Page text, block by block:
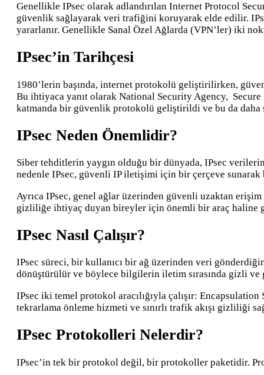
Genellikle IPsec olarak adlandırılan Internet Protocol
güvenlik sağlayarak veri trafiğini koruyarak elde edilir.
yararlanır. Genellikle Sanal Özel Ağlarda (VPN’ler) iki
IPsec’in Tarihçesi
1980’lerin başında, internet protokolü geliştirilirken,
Bu ihtiyaca yanıt olarak National Security Agency,
katmanda bir güvenlik protokolü geliştirildi ve bu da daha
IPsec Neden Önemlidir?
Siber tehditlerin yaygın olduğu bir dünyada, IPsec
nedenle IPsec, güvenli IP iletişimi için bir çerçeve
Ayrıca IPsec, genel ağlar üzerinden güvenli uzaktan
gizliliğe ihtiyaç duyan bireyler için önemli bir araç haline
IPsec Nasıl Çalışır?
IPsec süreci, bir kullanıcı bir ağ üzerinden veri
dönüştürülür ve böylece bilgilerin iletim sırasında gizli ve
IPsec iki temel protokol aracılığıyla çalışır:
tekrarlama önleme hizmeti ve sınırlı trafik akışı gizliliği
IPsec Protokolleri Nelerdir?
IPsec’in tek bir protokol değil, bir protokoller paketidir.